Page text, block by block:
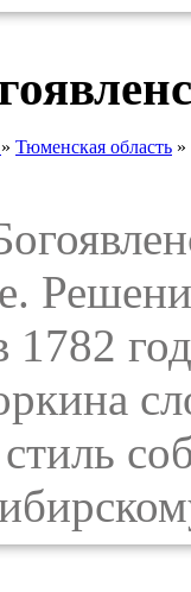
» Тюменская область »
1782